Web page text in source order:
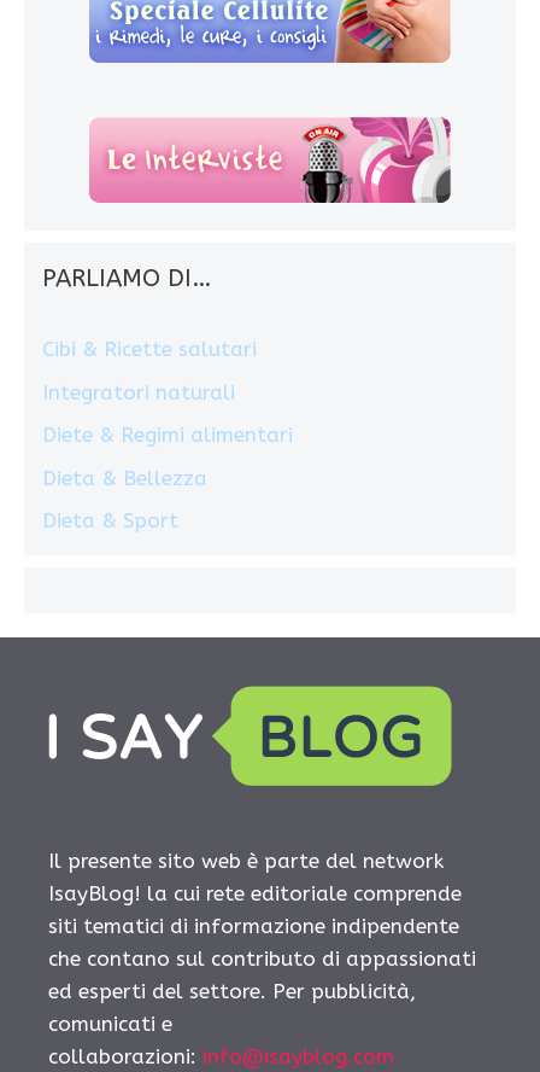
PARLIAMO DI…
Cibi & Ricette salutari
Integratori naturali
Diete & Regimi alimentari
Dieta & Bellezza
Dieta & Sport
Il presente sito web è parte del network
IsayBlog! la cui rete editoriale comprende
siti tematici di informazione indipendente
che contano sul contributo di appassionati
ed esperti del settore. Per pubblicità,
comunicati e
collaborazioni: info@isayblog.com